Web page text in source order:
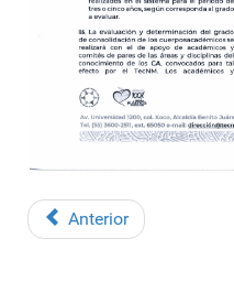
Anterior